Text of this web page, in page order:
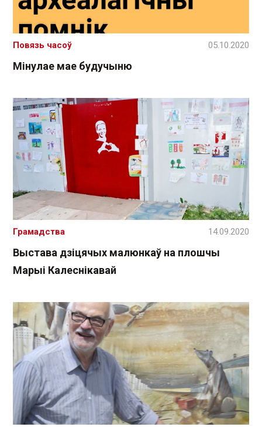
Мінулае мае будучыню
Повязь часоў 05.10.2020
Выстава дзіцячых малюнкаў на плошчы
Марыі Калеснікавай
Грамадства 14.09.2020